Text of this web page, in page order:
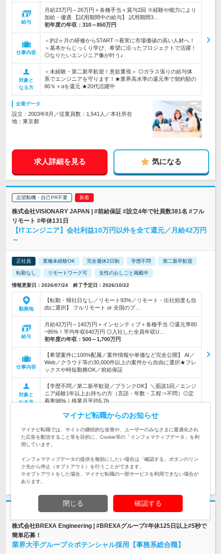
給与
月給23万円～26万円＋各種手当＋賞与2回 ※経験や能力により
加給・優遇 【試用期間中の給与】 試用期間3…
初年度の年収： 310～850万円
仕事内容
＜約2ヶ月の研修からSTART⇒着実に市場価値の高い人材へ！
＞基本からじっくり学び、希望に沿ったプロジェクトで活躍！
◎なりたいエンジニア像が叶う♪
対象と
なる方
＜未経験・第二新卒歓迎！意欲重視＞ ◎ガラス張りの給与体
系でエンジニアを守ります！★業界高水準の還元率で契約額の
80％＋αを還元 ★20代活躍中
企業データ
設立：2003年8月／従業員数：1,541人／本社所在
地：東京都
求人詳細を見る 気になる
志望動機・自己PR不要
株式会社VISIONARY JAPAN | #前給保証 #設立4年で社員数381名 #フル
リモート #年休131日
【ITエンジニア】会社利益10万円以外を全て還元／月給42万円
～
正社員 業種未経験OK 完全週休2日制 学歴不問 第二新卒歓迎
転勤なし リモートワーク可 女性のおしごと掲載中
情報更新日：2026/07/24 終了予定日：2026/10/22
勤務地
【転勤・帰社日なし／リモート93%／リモート・出社頻度も自
由に選択】 フルリモート or 全国のプ…
給与
月給42万円～140万円＋インセンティブ＋各種手当 ◎還元率80
~95%！平均年収640万円 ◎入社した全員年収U…
初年度の年収： 500～1,700万円
仕事内容
【希望案件に100%配属／案件情報や単価など完全公開】 AI／
Web／クラウド等の30,000件以上の案件から自由に選択★フレ
ックスや時短勤務OK／前給保証
対象と
なる方
【学歴不問／第二新卒歓迎／ブランクOK】＼面談1回／エンジ
ニア経験1年以上お持ちの方（言語・年数・工程⇒不問）◎定
着率98%｜残業月平均5.7h
設立：2022年3月／従業員数：381人／本社所在地：
東京都
求人詳細を見る 気になる
志望動機・自己PR不要
株式会社BREXA Engineering | #BREXAグループ#年休125日以上#5秒で
簡単応募！
業界大手グループ☆ポテンシャル採用【事務系総合職】
マイナビ転職からのお知らせ
マイナビ転職では、サイトの継続的な改善や、ユーザーのみなさまに最適化され
た広告を配信すること等を目的に、Cookie等の「インフォマティブデータ」を利
用しています。
インフォマティブデータの提供を無効にしたい場合は「確認する」ボタンのリン
ク先から停止（オプトアウト）を行うことができます。
※オプトアウトをした場合、マイナビ転職の一部サービスを利用できない場合が
あります。
閉じる 確認する